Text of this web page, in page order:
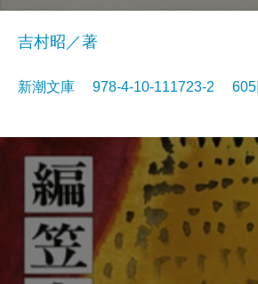
吉村昭／著
新潮文庫 978-4-10-111723-2